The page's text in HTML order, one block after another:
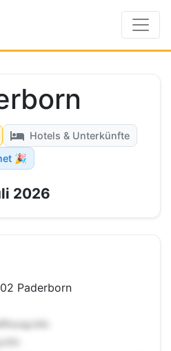
Hotels & Unterkünfte
🎉
2026
Paderborn